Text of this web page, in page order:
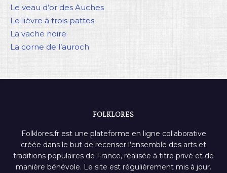
Le veau d’or des Auches
Le lièvre à trois pattes
La vache noire
La corne de l’auroch
FOLKLORES
Folklores.fr est une plateforme en ligne collaborative
créée dans le but de recenser l’ensemble des arts et
traditions populaires de France, réalisée à titre privé et de
manière bénévole. Le site est régulièrement mis à jour.